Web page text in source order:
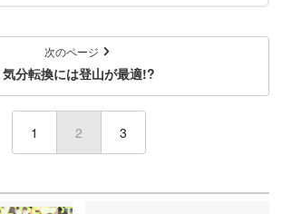
次のページ
気分転換には登山が最適!?
1 2 (current)
3